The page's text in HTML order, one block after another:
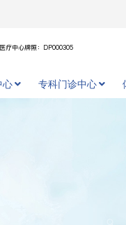
疗中心牌照：DP000305
心 专科门诊中心